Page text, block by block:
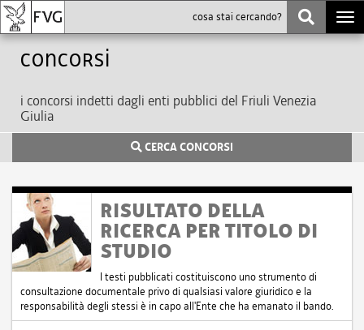
Concorsi
i concorsi indetti dagli enti pubblici del Friuli Venezia
Giulia
CERCA CONCORSI
RISULTATO DELLA
RICERCA PER TITOLO DI
STUDIO
I testi pubblicati costituiscono uno strumento di
consultazione documentale privo di qualsiasi valore giuridico e la
responsabilità degli stessi è in capo all'Ente che ha emanato il bando.